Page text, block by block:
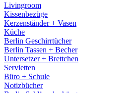
Livingroom
Kissenbezüge
Kerzenständer + Vasen
Küche
Berlin Geschirrtücher
Berlin Tassen + Becher
Untersetzer + Brettchen
Servietten
Büro + Schule
Notizbücher